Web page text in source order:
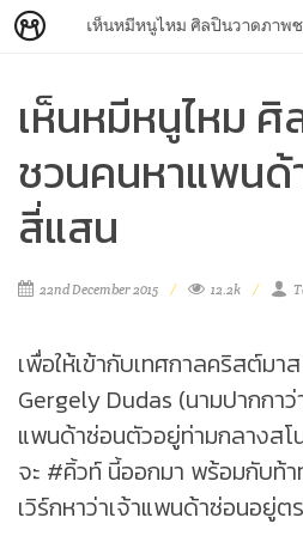
เห็นหมีหนูไหม
ชวนคนหาแพนด้
สี่แสน
22nd December 2015 12.2k
เพื่อให้เข้ากับเทศกาลคริสต์ม
Gergely Dudas (นามปากกา
แพนด้าซ่อนตัวอยู่ท่ามกลางสโ
จะ #คิ้วท์ นี้ออกมา พร้อมกับท้า
เวิร์กหาว่าเจ้าแพนด้าซ่อนอยู่ต